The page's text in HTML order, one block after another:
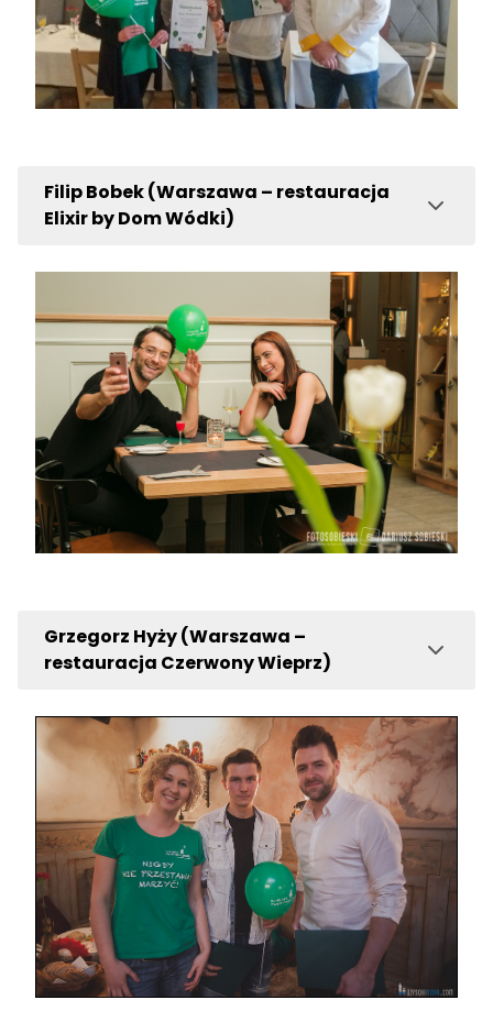
Filip Bobek (Warszawa – restauracja
Elixir by Dom Wódki)
Grzegorz Hyży (Warszawa –
restauracja Czerwony Wieprz)